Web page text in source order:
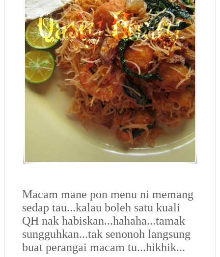
Macam mane pon menu ni memang
sedap tau...kalau boleh satu kuali
QH nak habiskan...hahaha...tamak
sungguhkan...tak senonoh langsung
buat perangai macam tu...hikhik...